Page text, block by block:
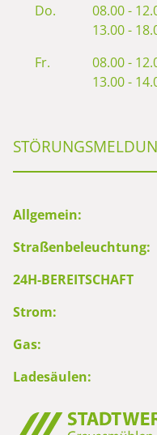
Do.
08.00 -
13.00 -
Fr.
08.00 -
13.00 -
Allgemein:
Straßenbeleuchtung:
24H-BEREITSCHAFT
Strom:
Gas:
Ladesäulen: